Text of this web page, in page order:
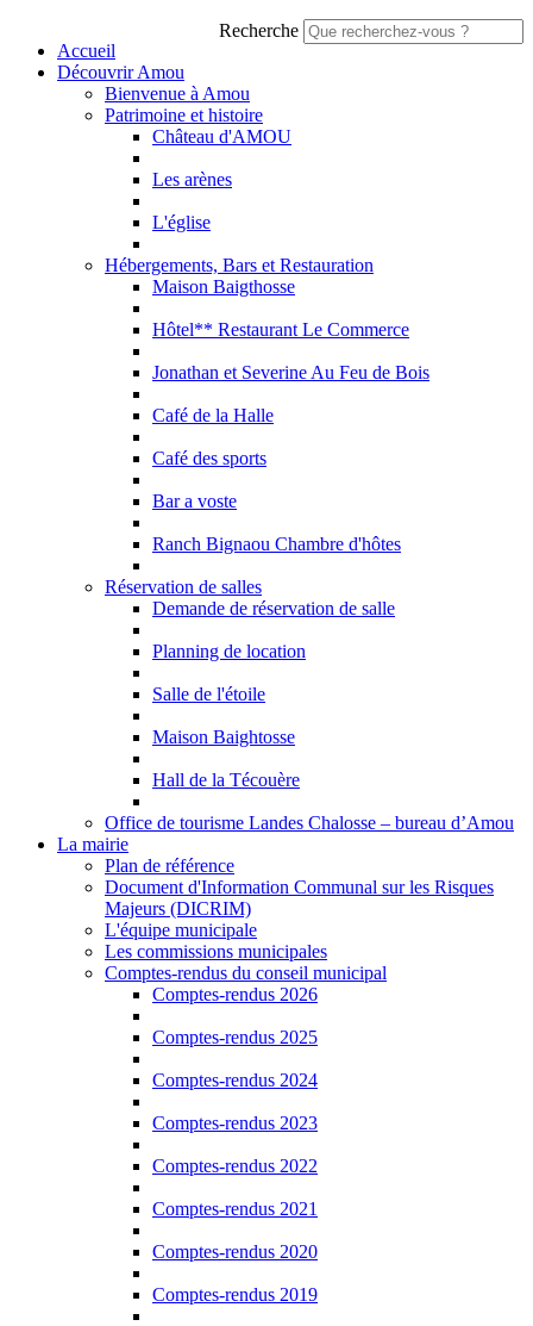
Recherche
Accueil
Découvrir Amou
Bienvenue à Amou
Patrimoine et histoire
Château d'AMOU
Les arènes
L'église
Hébergements, Bars et Restauration
Maison Baigthosse
Hôtel** Restaurant Le Commerce
Jonathan et Severine Au Feu de Bois
Café de la Halle
Café des sports
Bar a voste
Ranch Bignaou Chambre d'hôtes
Réservation de salles
Demande de réservation de salle
Planning de location
Salle de l'étoile
Maison Baightosse
Hall de la Técouère
Office de tourisme Landes Chalosse – bureau d’Amou
La mairie
Plan de référence
Document d'Information Communal sur les Risques
Majeurs (DICRIM)
L'équipe municipale
Les commissions municipales
Comptes-rendus du conseil municipal
Comptes-rendus 2026
Comptes-rendus 2025
Comptes-rendus 2024
Comptes-rendus 2023
Comptes-rendus 2022
Comptes-rendus 2021
Comptes-rendus 2020
Comptes-rendus 2019